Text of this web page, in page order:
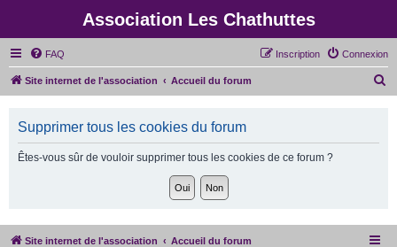
Association Les Chathuttes
FAQ Connexion
Inscription
Site internet de l'association Accueil du forum
h
Supprimer tous les cookies du forum
Êtes-vous sûr de vouloir supprimer tous les cookies de ce forum ?
Site internet de l'association Accueil du forum